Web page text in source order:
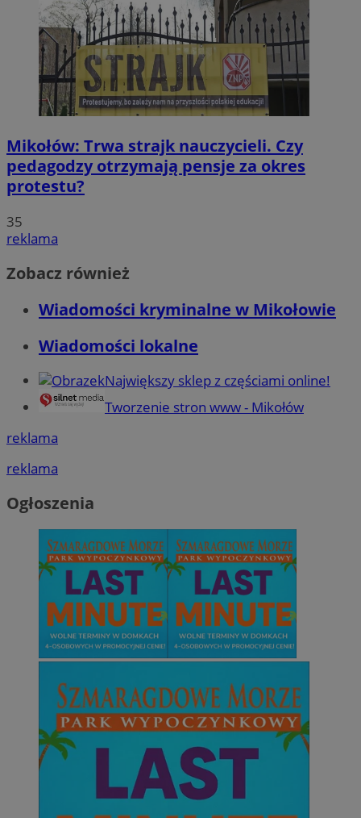
Mikołów: Trwa strajk nauczycieli. Czy
pedagodzy otrzymają pensje za okres
protestu?
35
reklama
Zobacz również
Wiadomości kryminalne w Mikołowie
Wiadomości lokalne
Największy sklep z częściami online!
Tworzenie stron www - Mikołów
reklama
reklama
Ogłoszenia